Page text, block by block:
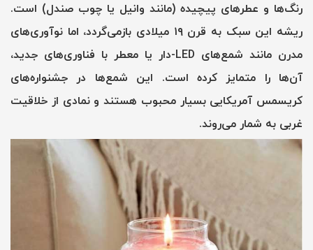
رنگ‌ها و عطرهای پیچیده (مانند وانیل یا چوب صندل) است.
ریشه این سبک به قرن ۱۹ میلادی بازمی‌گردد، اما نوآوری‌های
مدرن مانند شمع‌های LED-دار یا معطر با فناوری‌های جدید،
آن‌ها را متمایز کرده است. این شمع‌ها در جشنواره‌های
کریسمس آمریکایی بسیار محبوب هستند و نمادی از خلاقیت
غربی به شمار می‌روند.